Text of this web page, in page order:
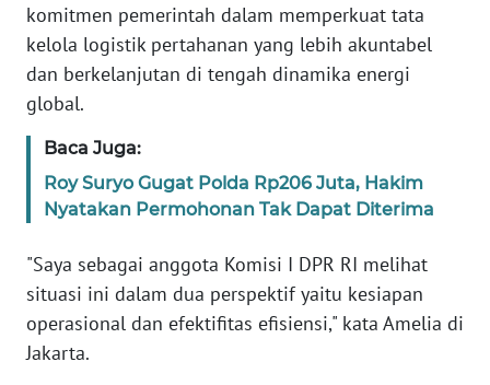
komitmen pemerintah dalam memperkuat tata
kelola logistik pertahanan yang lebih akuntabel
dan berkelanjutan di tengah dinamika energi
global.
Baca Juga:
Roy Suryo Gugat Polda Rp206 Juta, Hakim
Nyatakan Permohonan Tak Dapat Diterima
"Saya sebagai anggota Komisi I DPR RI melihat
situasi ini dalam dua perspektif yaitu kesiapan
operasional dan efektifitas efisiensi," kata Amelia di
Jakarta.
INFO
IKLAN
TENTANG
PEDOMAN
MEDIA
REDAKSI
KARIR